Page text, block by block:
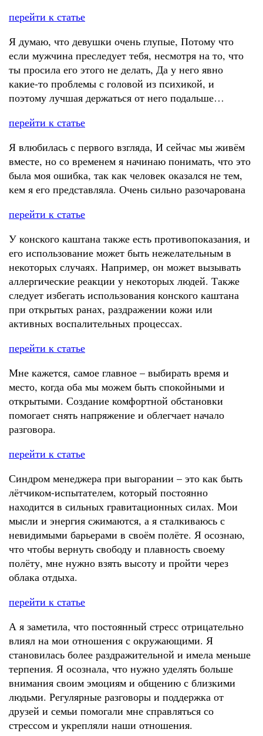
перейти к статье
Я думаю, что девушки очень глупые, Потому что
если мужчина преследует тебя, несмотря на то, что
ты просила его этого не делать, Да у него явно
какие-то проблемы с головой из психикой, и
поэтому лучшая держаться от него подальше…
перейти к статье
Я влюбилась с первого взгляда, И сейчас мы живём
вместе, но со временем я начинаю понимать, что это
была моя ошибка, так как человек оказался не тем,
кем я его представляла. Очень сильно разочарована
перейти к статье
У конского каштана также есть противопоказания, и
его использование может быть нежелательным в
некоторых случаях. Например, он может вызывать
аллергические реакции у некоторых людей. Также
следует избегать использования конского каштана
при открытых ранах, раздражении кожи или
активных воспалительных процессах.
перейти к статье
Мне кажется, самое главное – выбирать время и
место, когда оба мы можем быть спокойными и
открытыми. Создание комфортной обстановки
помогает снять напряжение и облегчает начало
разговора.
перейти к статье
Синдром менеджера при выгорании – это как быть
лётчиком-испытателем, который постоянно
находится в сильных гравитационных силах. Мои
мысли и энергия сжимаются, а я сталкиваюсь с
невидимыми барьерами в своём полёте. Я осознаю,
что чтобы вернуть свободу и плавность своему
полёту, мне нужно взять высоту и пройти через
облака отдыха.
перейти к статье
А я заметила, что постоянный стресс отрицательно
влиял на мои отношения с окружающими. Я
становилась более раздражительной и имела меньше
терпения. Я осознала, что нужно уделять больше
внимания своим эмоциям и общению с близкими
людьми. Регулярные разговоры и поддержка от
друзей и семьи помогали мне справляться со
стрессом и укрепляли наши отношения.